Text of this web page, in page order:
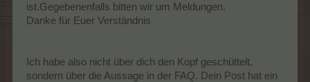
ist.Gegebenenfalls bitten wir um Meldungen.
Danke für Euer Verständnis
Ich habe also nicht über dich den Kopf geschüttelt,
sondern über die Aussage in der FAQ. Dein Post hat ein